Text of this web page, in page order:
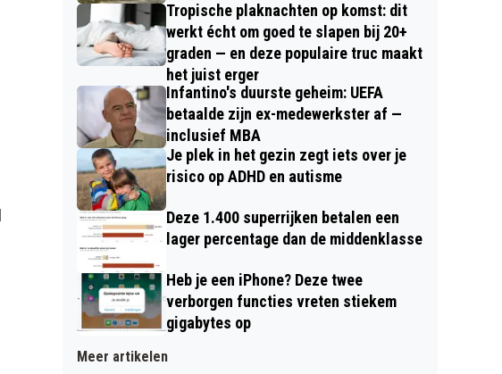
Tropische plaknachten op komst: dit
werkt écht om goed te slapen bij 20+
graden — en deze populaire truc maakt
het juist erger
Infantino's duurste geheim: UEFA
betaalde zijn ex-medewerkster af —
inclusief MBA
Je plek in het gezin zegt iets over je
risico op ADHD en autisme
Deze 1.400 superrijken betalen een
lager percentage dan de middenklasse
Heb je een iPhone? Deze twee
verborgen functies vreten stiekem
gigabytes op
Meer artikelen